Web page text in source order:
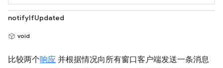
notifyIfUpdated
void
比较两个响应 并根据情况向所有窗口客户端发送一条消息